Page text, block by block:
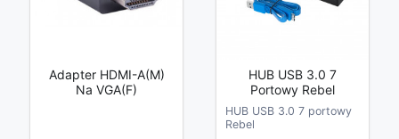
Adapter HDMI-A(M)
Na VGA(F)
HUB USB 3.0 7
Portowy Rebel
HUB USB 3.0 7 portowy
Rebel